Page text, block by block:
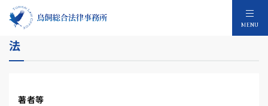
MENU
第141回 債務者の財産の所在を調査する方
法
著者等